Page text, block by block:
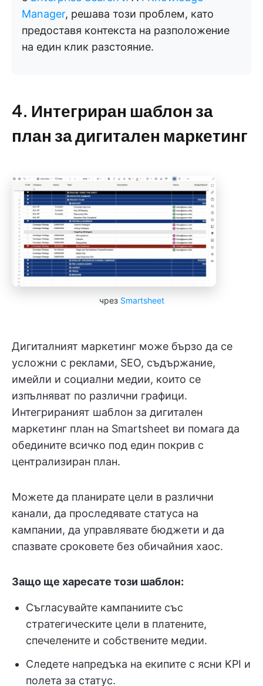
Manager, решава този проблем, като
предоставя контекста на разположение
на един клик разстояние.
4. Интегриран шаблон за
план за дигитален маркетинг
чрез Smartsheet
Дигиталният маркетинг може бързо да се
усложни с реклами, SEO, съдържание,
имейли и социални медии, които се
изпълняват по различни графици.
Интегрираният шаблон за дигитален
маркетинг план на Smartsheet ви помага да
обедините всичко под един покрив с
централизиран план.
Можете да планирате цели в различни
канали, да проследявате статуса на
кампании, да управлявате бюджети и да
спазвате сроковете без обичайния хаос.
Защо ще харесате този шаблон:
Съгласувайте кампаниите със
стратегическите цели в платените,
спечелените и собствените медии.
Следете напредъка на екипите с ясни KPI и
полета за статус.